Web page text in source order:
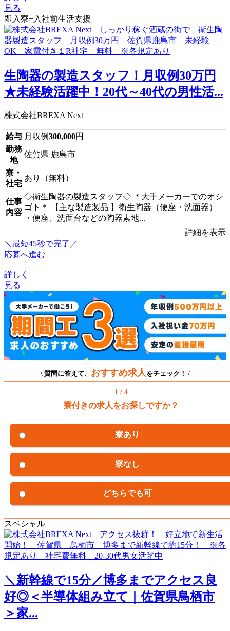
見る
即入寮+入社前生活支援
生陶器の製造スタッフ！月収例30万円
★未経験活躍中！20代～40代の男性活...
株式会社BREXA Next
給与 月収例300,000円
勤務
地
佐賀県 鹿島市
寮・
社宅
あり（無料）
仕事
内容
◇衛生陶器の製造スタッフ◇ ＊大手メーカーでのオシ
ゴト＊ 【主な製造製品 】衛生陶器（便座・洗面器）
・便座、洗面台などの陶器素地...
詳細を表示
＼最短45秒で完了／
応募へ進む
詳しく
見る
\ 質問に答えて、 おすすめ求人 をチェック！ /
1 / 4
寮付きの求人をお探しですか？
寮あり
寮なし
どちらでも可
スペシャル
＼新幹線で15分／博多までアクセス良
好◎＜半導体組み立て｜佐賀県鳥栖市
＞家...